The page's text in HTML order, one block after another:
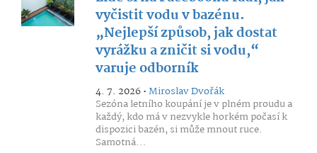
vyčistit vodu v bazénu.
„Nejlepší způsob, jak dostat
vyrážku a zničit si vodu,“
varuje odborník
4. 7. 2026 •Miroslav Dvořák
Sezóna letního koupání je v plném proudu a
každý, kdo má v nezvykle horkém počasí k
dispozici bazén, si může mnout ruce.
Samotná...